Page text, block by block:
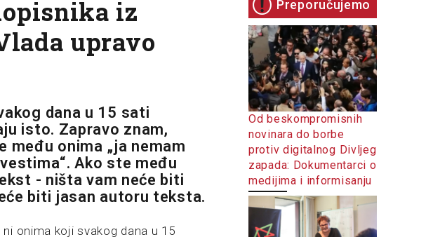
iz
upravo
dana u 15 sati
isto. Zapravo znam,
među onima „ja nemam
Ako ste među
- ništa vam neće biti
biti jasan autoru teksta.
onima koji svakog dana u 15
Preporučujemo
Od beskompromisnih
novinara do borbe
protiv digitalnog Divljeg
zapada: Dokumentarci o
medijima i informisanju